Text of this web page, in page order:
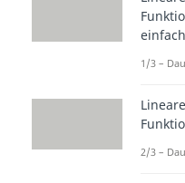
bei
x3
1/3 –
Lineare
2/3 –